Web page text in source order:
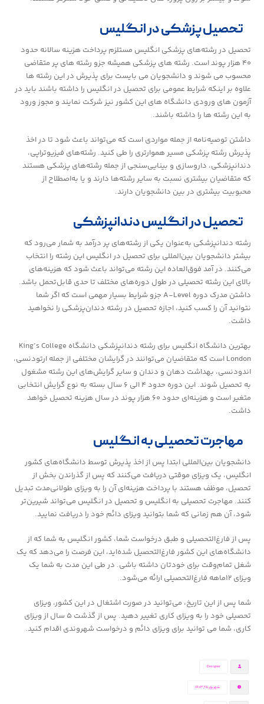
تحصیل پزشکی در انگلیس
تحصیل در رشته‌های پزشکی انگلیس مستلزم پرداخت هزینه سالانه حدود
۴۰ هزار پوند است. رشته های پزشکی همیشه جزو رشته های پر متقاضی
محسوب می شوند و دانشجویان می بایست برای پذیرش در این رشته ها
علاوه بر اینکه شرایط عمومی برای تحصیل در انگلیس را داشته باشند باید در
آزمون های ورودی دانشگاه های این کشور نیز شرکت نمایند و مجوز ورود
به این رشته ها را داشته باشند.
داشتن توصیه‌نامه از جمله مواردی است که می‌تواند باعث شود تا در اخذ
پذیرش رشته پزشکی مسیر هموارتری را طی کنید. رشته‌های فیزیوتراپی،
دندانپزشکی، داروسازی و بینایی‌سنجی از جمله رشته‌های پزشکی هستند
که متقاضیان بیشتری نسبت به سایر رشته‌ها دارند و یا به‌اصطلاح از
محبوبیت بیشتری در بین دانشجویان دارند.
تحصیل در انگلیس دندانپزشکی
رشته دندانپزشکی به‌عنوان یکی از رشته‌های پر درآمد به شمار می‌رود که
بیشتر دانشجویان بین‌المللی برای تحصیل در انگلیس این رشته را انتخاب
می‌کنند. در آمد فوق‌العاده این رشته می‌تواند باعث شود که هزینه‌های
بالای این رشته تحصیلی در طول دوره‌های مختلف تا حدی قابل‌تحمل باشد.
داشتن مدرک دوره A-Level جزو شرایط بسیار مهمی است که اگر شما
نتوانید آن را کسب کنید، اجازه تحصیل در رشته دندان‌پزشکی را نخواهید
داشت.
بهترین دانشگاه انگلیس برای رشته دندانپزشکی دانشگاه King’s College
London است که متقاضیان می‌توانند در گرایشان مختلفی از جمله ارتودنسی،
اندودنسی، بهداشت دهان و دندان و سایر گرایش‌های این رشته مشغول
به تحصیل شوند. این دوره حدود ۴ الی ۶ سال بسته به نوع گرایش انتخابی
متغیر است و هزینه‌ای حدود ۶۰ هزار پوند در سال هزینه تحصیل خواهد
داشت.
مهاجرت تحصیلی به انگلیس
دانشجویان بین‌المللی ابتدا پس از اخذ پذیرش توسط دانشگاه‌های کشور
انگلیس، یک ویزای موقتی دریافت می‌کنند که پس از گذراندن بخش از
تحصیل، موظف هستند با پرداخت هزینه‌ای آن را به ویزای طولانی‌مدت تبدیل
کنند. مهاجرت تحصیلی به انگلیس و تحصیل در انگلیس می‌تواند شیرین‌تر
شود، آن هم زمانی که شما بتوانید ویزای دائم خود را دریافت نمایید.
پس از فارغ‌التحصیلی و طبق درخواست شما، کشور انگلیس به شما که از
دانشگاه‌های این کشور فارغ‌التحصیل شده‌اید، این فرصت را می‌دهد که یک
شغل تمام‌وقت برای خودتان داشته باشی. در طی این مدت به شما یک
ویزای ۱۲ماهه فارغ‌التحصیلی ارائه می‌شود.
شما پس از این تاریخ، می‌توانید در صورت اشتغال در این کشور، ویزای
تحصیلی خود را به ویزای کاری تغییر دهید. پس از گذشت ۵ سال از ویزای
کاری، شما می توانید برای ویزای دائم و درخواست شهروندی اقدام کنید.
Designer
شهریور ۲۵, ۱۴۰۳